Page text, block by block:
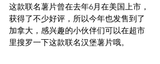
这款联名薯片曾在去年6月在美国上市，
获得了不少好评，所以今年也发售到了
加拿大，感兴趣的小伙伴们可以在超市
里搜罗一下这款联名汉堡薯片哦。